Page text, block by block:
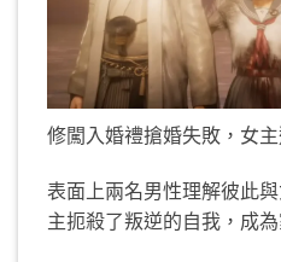
修闖入婚禮搶婚失敗，女主
表面上兩名男性理解彼此
主扼殺了叛逆的自我，成